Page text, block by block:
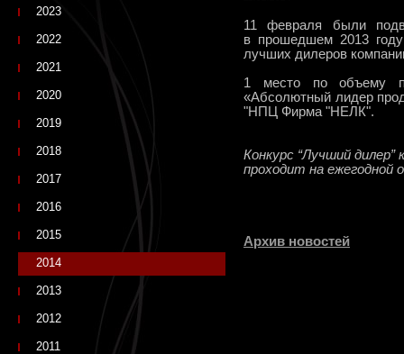
11 февраля были
в прошедшем 2013 году
лучших дилеров
1 место по объему
«Абсолютный лидер
"НПЦ Фирма "НЕЛК".
Конкурс “Лучший
проходит на ежегодной
Архив новостей
2023
2022
2021
2020
2019
2018
2017
2016
2015
2014
2013
2012
2011